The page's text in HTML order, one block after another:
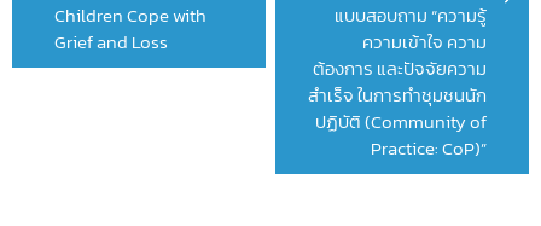
Children Cope with
Grief and Loss
แบบสอบถาม “ความรู้
ความเข้าใจ ความ
ต้องการ และปัจจัยความ
สำเร็จ ในการทำชุมชนนัก
ปฏิบัติ (Community of
Practice: CoP)”